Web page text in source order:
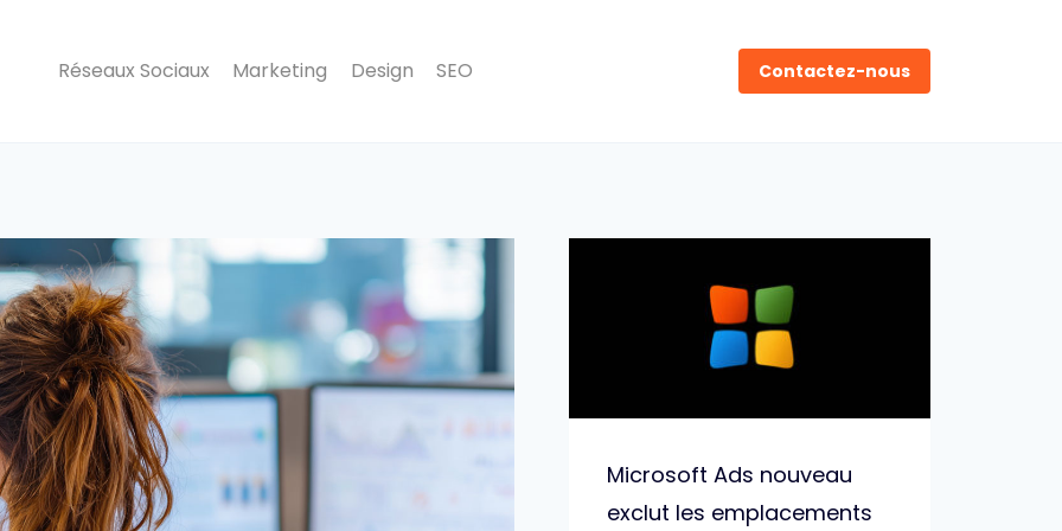
Réseaux Sociaux Marketing Design SEO Contactez-nous
Microsoft Ads nouveau
exclut les emplacements